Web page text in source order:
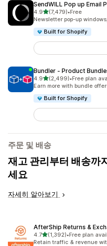
SendWILL Pop up Email
4.9별 5개 중
(7,479)
총 리뷰 7479개
•Free
Newsletter pop-up
Built for Shopify
Bundler ‑ Product
4.9별 5개 중
(2,499)
총 리뷰 2499개
•Free plan
Earn more with bundle
Built for Shopify
주문 및 배송
재고 관리부터 배송까
세요
자세히 알아보기
AfterShip Returns &
4.7별 5개 중
(1,392)
총 리뷰 1392개
•Free plan
Retain traffic & revenue